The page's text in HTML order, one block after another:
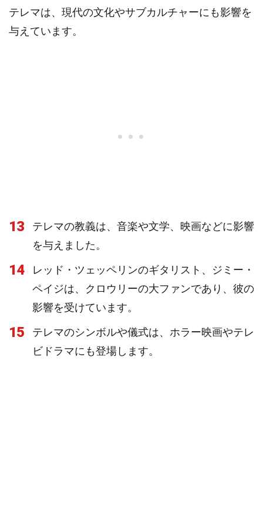
テレマは、現代の文化やサブカルチャーにも影響を
与えています。
13
テレマの教義は、音楽や文学、映画などに影響
を与えました。
14
レッド・ツェッペリンのギタリスト、ジミー・
ペイジは、クロウリーの大ファンであり、彼の
影響を受けています。
15
テレマのシンボルや儀式は、ホラー映画やテレ
ビドラマにも登場します。